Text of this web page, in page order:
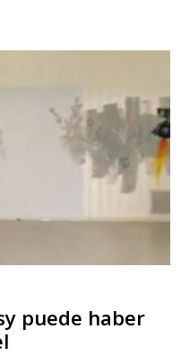
puede haber